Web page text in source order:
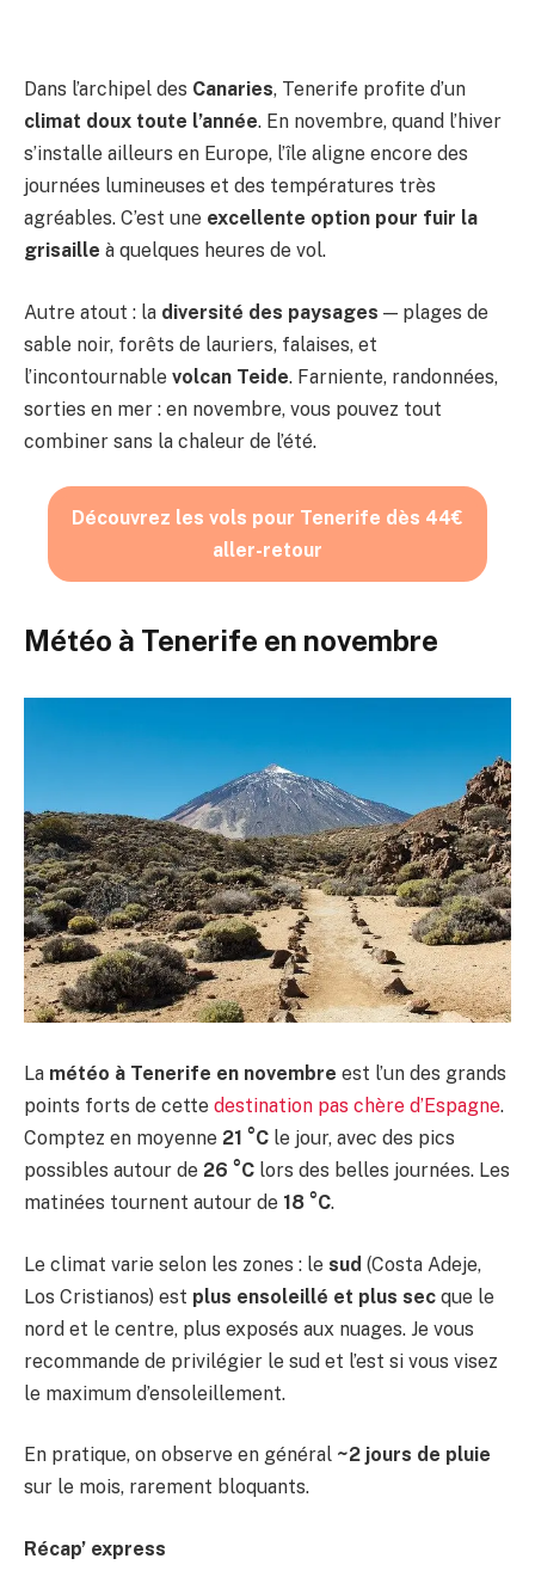
Dans l’archipel des Canaries, Tenerife profite d’un
climat doux toute l’année. En novembre, quand l’hiver
s’installe ailleurs en Europe, l’île aligne encore des
journées lumineuses et des températures très
agréables. C’est une excellente option pour fuir la
grisaille à quelques heures de vol.
Autre atout : la diversité des paysages — plages de
sable noir, forêts de lauriers, falaises, et
l’incontournable volcan Teide. Farniente, randonnées,
sorties en mer : en novembre, vous pouvez tout
combiner sans la chaleur de l’été.
Découvrez les vols pour Tenerife dès 44€
aller-retour
Météo à Tenerife en novembre
La météo à Tenerife en novembre est l’un des grands
points forts de cette destination pas chère d’Espagne.
Comptez en moyenne 21 °C le jour, avec des pics
possibles autour de 26 °C lors des belles journées. Les
matinées tournent autour de 18 °C.
Le climat varie selon les zones : le sud (Costa Adeje,
Los Cristianos) est plus ensoleillé et plus sec que le
nord et le centre, plus exposés aux nuages. Je vous
recommande de privilégier le sud et l’est si vous visez
le maximum d’ensoleillement.
En pratique, on observe en général ~2 jours de pluie
sur le mois, rarement bloquants.
Récap’ express